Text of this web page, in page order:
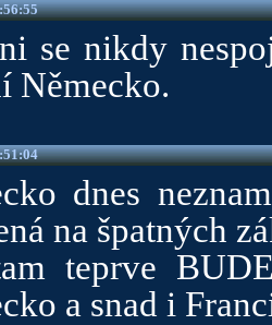
se nikdy
Německo.
dnes
na špatných
teprve
a snad i